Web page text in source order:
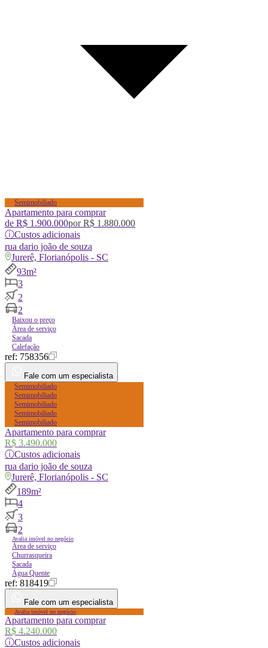
Semimobiliado
Apartamento para comprar
de R$ 1.900.000porR$ 1.880.000
ⓘCustos adicionais
rua dario joão de souza
Jurerê, Florianópolis - SC
93m²
3
2
2
Baixou o preço
Área de serviço
Sacada
Calefação
ref: 758356
Fale com um especialista
Semimobiliado
Semimobiliado
Semimobiliado
Semimobiliado
Semimobiliado
Apartamento para comprar
R$ 3.490.000
ⓘCustos adicionais
rua dario joão de souza
Jurerê, Florianópolis - SC
189m²
4
3
2
Avalia imóvel no negócio
Área de serviço
Churrasqueira
Sacada
Água Quente
ref: 818419
Fale com um especialista
Avalia imóvel no negócio
Apartamento para comprar
R$ 4.240.000
ⓘCustos adicionais